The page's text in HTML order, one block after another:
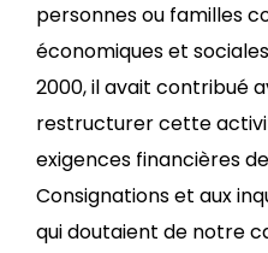
personnes ou familles
économiques et
2000, il avait contribué
restructurer cette
exigences financières
Consignations et aux
qui doutaient de notre